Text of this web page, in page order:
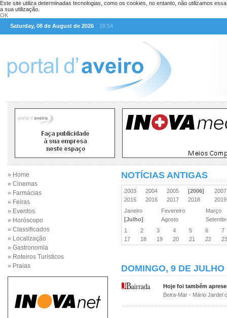
Este site utiliza determinadas tecnologias, como os cookies, no entanto, não utilizamos
a sua utilização.
OK
Saturday, 08 de August de 2026
18:54
» Home
» Cinemas
» Farmácias
» Feiras
» Eventos
» Horóscopo
» Classificados
» Localização
» Gastronomia
» Roteiros Turísticos
» Praias
NOTÍCIAS ANTIGAS
2003 2004 2005 [2006]
2015
2016 2017 2018
Janeiro
Fevereiro
Março
[Julho]
Agosto
1
2 3 4 5 6
7
17
18 19 20 21 22
DOMINGO, 9 DE JULHO
Hoje foi também
Beira-Mar - Mário Jardel